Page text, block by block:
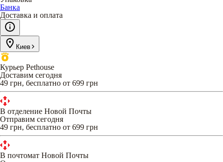
Банка
Доставка и оплата
Киев
Курьер Pethouse
Доставим сегодня
49 грн, бесплатно от 699 грн
В отделение Новой Почты
Отправим сегодня
49 грн, бесплатно от 699 грн
В почтомат Новой Почты